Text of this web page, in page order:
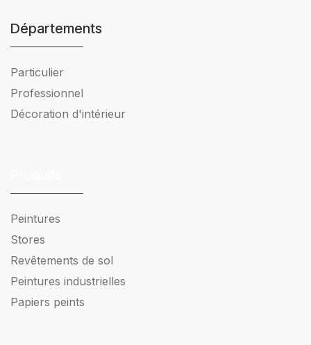
Départements
Particulier
Professionnel
Décoration d'intérieur
Peintures
Stores
Revêtements de sol
Peintures industrielles
Papiers peints